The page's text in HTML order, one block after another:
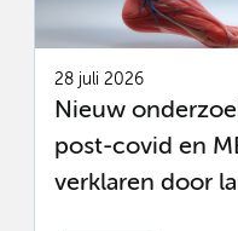
28 juli 2026
Nieuw
post-covid en
verklaren door